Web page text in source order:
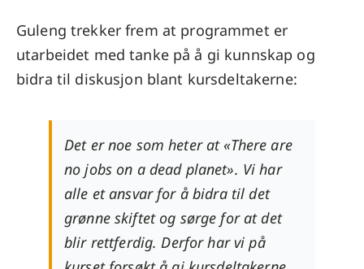
Guleng trekker frem at programmet er
utarbeidet med tanke på å gi kunnskap og
bidra til diskusjon blant kursdeltakerne:
Det er noe som heter at «There are
no jobs on a dead planet». Vi har
alle et ansvar for å bidra til det
grønne skiftet og sørge for at det
blir rettferdig. Derfor har vi på